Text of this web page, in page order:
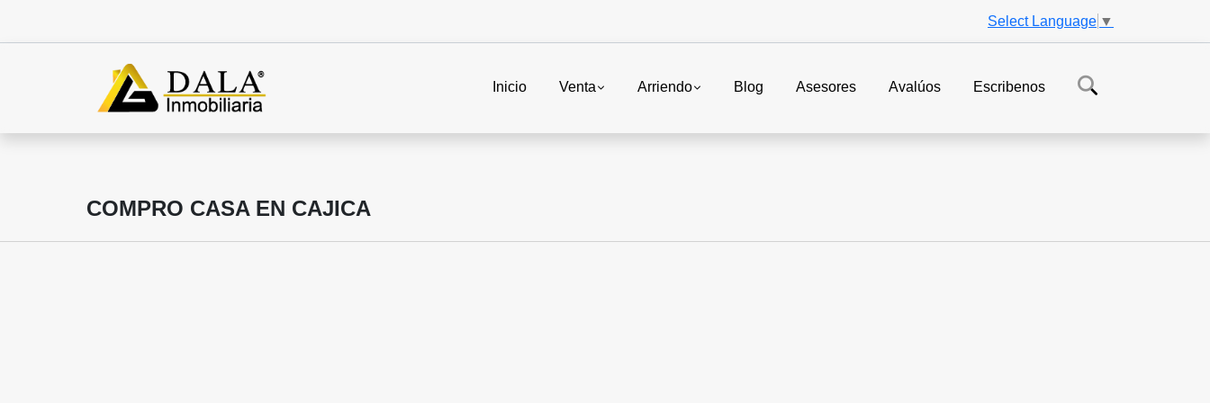
Select Language ▼
Inicio Venta Arriendo Blog Asesores Avalúos Escribenos
COMPRO CASA EN CAJICA